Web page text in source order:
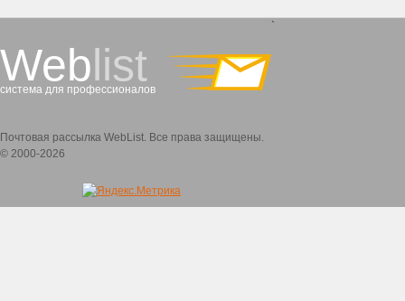
Weblist
система для профессионалов
`
Почтовая рассылка WebList. Все права защищены.
© 2000-2026